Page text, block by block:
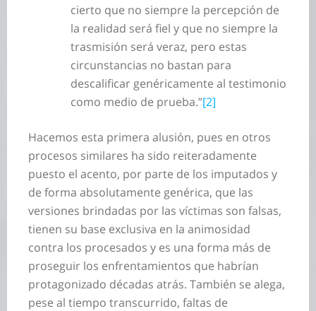
cierto que no siempre la percepción de
la realidad será fiel y que no siempre la
trasmisión será veraz, pero estas
circunstancias no bastan para
descalificar genéricamente al testimonio
como medio de prueba.”[2]
Hacemos esta primera alusión, pues en otros
procesos similares ha sido reiteradamente
puesto el acento, por parte de los imputados y
de forma absolutamente genérica, que las
versiones brindadas por las víctimas son falsas,
tienen su base exclusiva en la animosidad
contra los procesados y es una forma más de
proseguir los enfrentamientos que habrían
protagonizado décadas atrás. También se alega,
pese al tiempo transcurrido, faltas de